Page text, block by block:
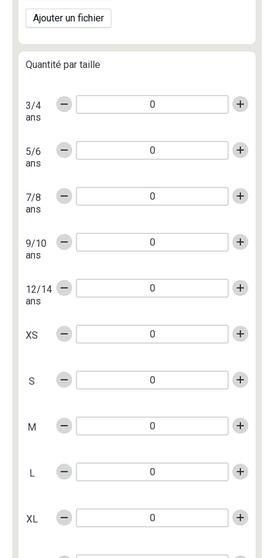
Ajouter un fichier
Quantité par taille
3/4
ans
5/6
ans
7/8
ans
9/10
ans
12/14
ans
XS
S
M
L
XL